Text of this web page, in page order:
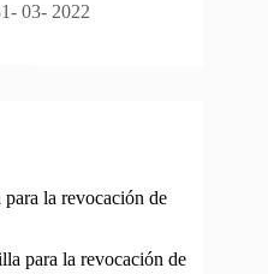
03- 2022
la revocación de